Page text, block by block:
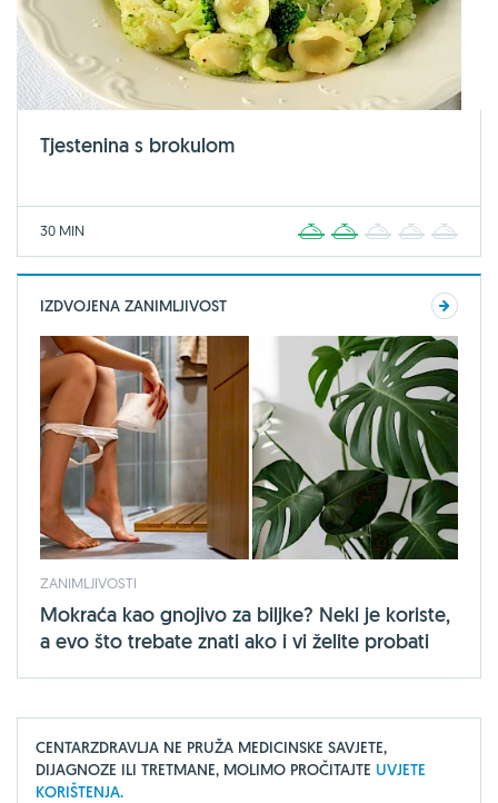
Tjestenina s brokulom
30 MIN 2 3 4
IZDVOJENA ZANIMLJIVOST
ZANIMLJIVOSTI
Mokraća kao gnojivo za biljke? Neki je koriste,
a evo što trebate znati ako i vi želite probati
CENTARZDRAVLJA NE PRUŽA MEDICINSKE SAVJETE,
DIJAGNOZE ILI TRETMANE, MOLIMO PROČITAJTE UVJETE
KORIŠTENJA.